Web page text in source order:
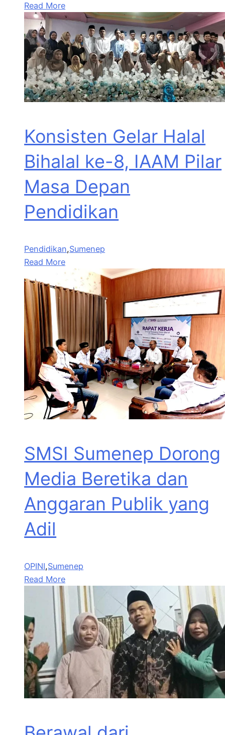
Read More
Konsisten Gelar Halal
Bihalal ke-8, IAAM Pilar
Masa Depan
Pendidikan
Pendidikan,Sumenep
Read More
SMSI Sumenep Dorong
Media Beretika dan
Anggaran Publik yang
Adil
OPINI,Sumenep
Read More